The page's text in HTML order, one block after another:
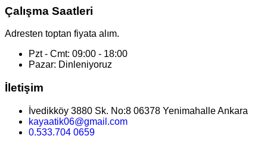
Çalışma Saatleri
Adresten toptan fiyata alım.
Pzt - Cmt: 09:00 - 18:00
Pazar: Dinleniyoruz
İletişim
İvedikköy 3880 Sk. No:8 06378 Yenimahalle Ankara
kayaatik06@gmail.com
0.533.704 0659